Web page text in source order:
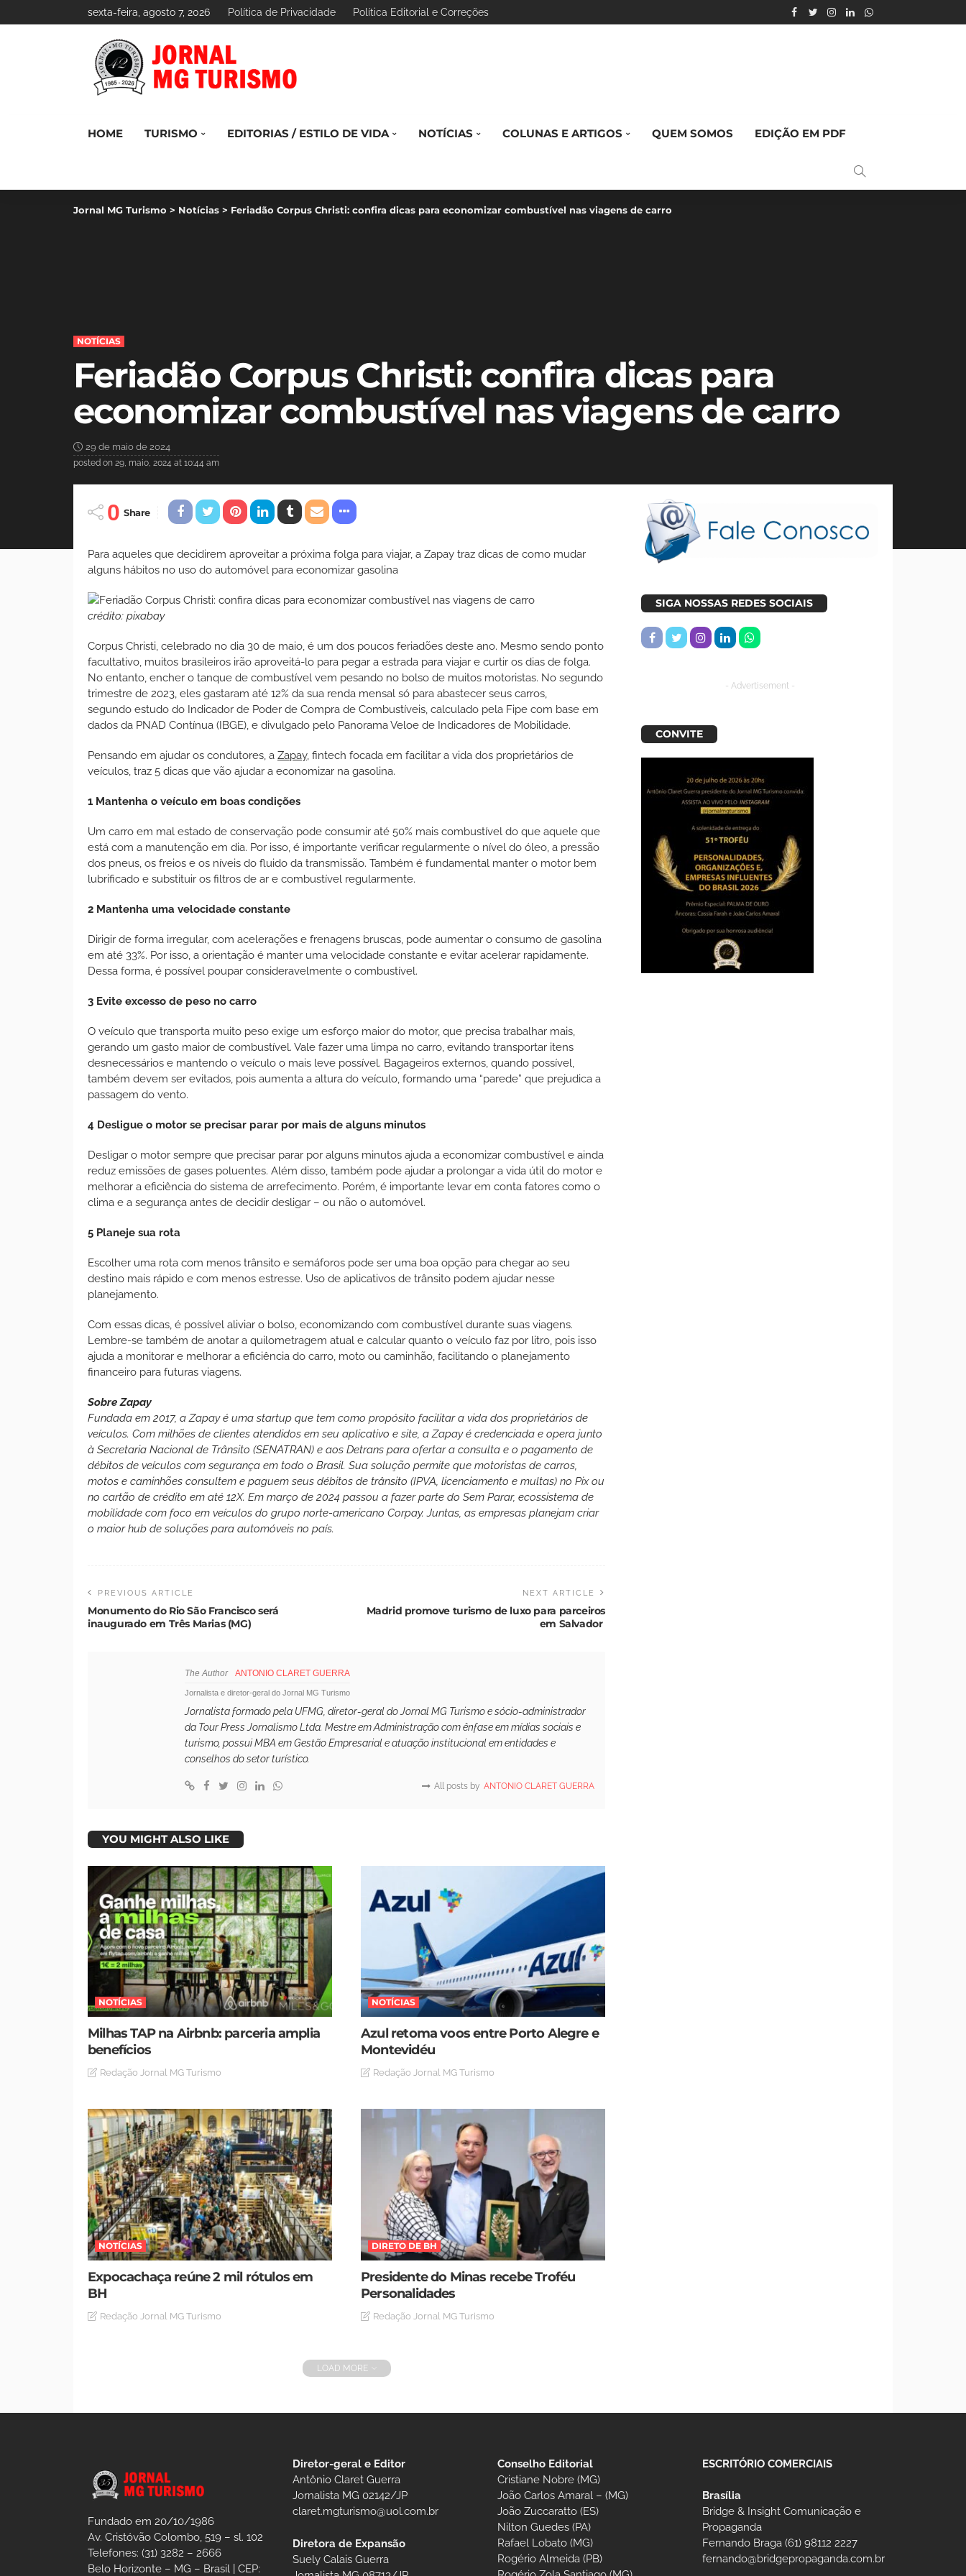
sexta-feira, agosto 7, 2026 Política de Privacidade Política Editorial e Correções
HOME TURISMO EDITORIAS / ESTILO DE VIDA NOTÍCIAS COLUNAS E ARTIGOS QUEM SOMOS EDIÇÃO EM PDF
Jornal MG Turismo > Notícias > Feriadão Corpus Christi: confira dicas para economizar combustível nas viagens de carro
NOTÍCIAS
Feriadão Corpus Christi: confira dicas para
economizar combustível nas viagens de carro
29 de maio de 2024
posted on 29, maio, 2024 at 10:44 am
0 Share
Para aqueles que decidirem aproveitar a próxima folga para viajar, a Zapay traz dicas de como mudar
alguns hábitos no uso do automóvel para economizar gasolina
crédito: pixabay
Corpus Christi, celebrado no dia 30 de maio, é um dos poucos feriadões deste ano. Mesmo sendo ponto
facultativo, muitos brasileiros irão aproveitá-lo para pegar a estrada para viajar e curtir os dias de folga.
No entanto, encher o tanque de combustível vem pesando no bolso de muitos motoristas. No segundo
trimestre de 2023, eles gastaram até 12% da sua renda mensal só para abastecer seus carros,
segundo estudo do Indicador de Poder de Compra de Combustíveis, calculado pela Fipe com base em
dados da PNAD Contínua (IBGE), e divulgado pelo Panorama Veloe de Indicadores de Mobilidade.
Pensando em ajudar os condutores, a Zapay, fintech focada em facilitar a vida dos proprietários de
veículos, traz 5 dicas que vão ajudar a economizar na gasolina.
1 Mantenha o veículo em boas condições
Um carro em mal estado de conservação pode consumir até 50% mais combustível do que aquele que
está com a manutenção em dia. Por isso, é importante verificar regularmente o nível do óleo, a pressão
dos pneus, os freios e os níveis do fluido da transmissão. Também é fundamental manter o motor bem
lubrificado e substituir os filtros de ar e combustível regularmente.
2 Mantenha uma velocidade constante
Dirigir de forma irregular, com acelerações e frenagens bruscas, pode aumentar o consumo de gasolina
em até 33%. Por isso, a orientação é manter uma velocidade constante e evitar acelerar rapidamente.
Dessa forma, é possível poupar consideravelmente o combustível.
3 Evite excesso de peso no carro
O veículo que transporta muito peso exige um esforço maior do motor, que precisa trabalhar mais,
gerando um gasto maior de combustível. Vale fazer uma limpa no carro, evitando transportar itens
desnecessários e mantendo o veículo o mais leve possível. Bagageiros externos, quando possível,
também devem ser evitados, pois aumenta a altura do veículo, formando uma “parede” que prejudica a
passagem do vento.
4 Desligue o motor se precisar parar por mais de alguns minutos
Desligar o motor sempre que precisar parar por alguns minutos ajuda a economizar combustível e ainda
reduz emissões de gases poluentes. Além disso, também pode ajudar a prolongar a vida útil do motor e
melhorar a eficiência do sistema de arrefecimento. Porém, é importante levar em conta fatores como o
clima e a segurança antes de decidir desligar – ou não o automóvel.
5 Planeje sua rota
Escolher uma rota com menos trânsito e semáforos pode ser uma boa opção para chegar ao seu
destino mais rápido e com menos estresse. Uso de aplicativos de trânsito podem ajudar nesse
planejamento.
Com essas dicas, é possível aliviar o bolso, economizando com combustível durante suas viagens.
Lembre-se também de anotar a quilometragem atual e calcular quanto o veículo faz por litro, pois isso
ajuda a monitorar e melhorar a eficiência do carro, moto ou caminhão, facilitando o planejamento
financeiro para futuras viagens.
Sobre Zapay
Fundada em 2017, a Zapay é uma startup que tem como propósito facilitar a vida dos proprietários de
veículos. Com milhões de clientes atendidos em seu aplicativo e site, a Zapay é credenciada e opera junto
à Secretaria Nacional de Trânsito (SENATRAN) e aos Detrans para ofertar a consulta e o pagamento de
débitos de veículos com segurança em todo o Brasil. Sua solução permite que motoristas de carros,
motos e caminhões consultem e paguem seus débitos de trânsito (IPVA, licenciamento e multas) no Pix ou
no cartão de crédito em até 12X. Em março de 2024 passou a fazer parte do Sem Parar, ecossistema de
mobilidade com foco em veículos do grupo norte-americano Corpay. Juntas, as empresas planejam criar
o maior hub de soluções para automóveis no país.
PREVIOUS ARTICLE
Monumento do Rio São Francisco será
inaugurado em Três Marias (MG)
NEXT ARTICLE
Madrid promove turismo de luxo para parceiros
em Salvador
The Author ANTONIO CLARET GUERRA
Jornalista e diretor-geral do Jornal MG Turismo
Jornalista formado pela UFMG, diretor-geral do Jornal MG Turismo e sócio-administrador
da Tour Press Jornalismo Ltda. Mestre em Administração com ênfase em mídias sociais e
turismo, possui MBA em Gestão Empresarial e atuação institucional em entidades e
conselhos do setor turístico.
All posts by ANTONIO CLARET GUERRA
YOU MIGHT ALSO LIKE
NOTÍCIAS
Milhas TAP na Airbnb: parceria amplia
benefícios
Redação Jornal MG Turismo
NOTÍCIAS
Azul retoma voos entre Porto Alegre e
Montevidéu
Redação Jornal MG Turismo
NOTÍCIAS
Expocachaça reúne 2 mil rótulos em
BH
Redação Jornal MG Turismo
DIRETO DE BH
Presidente do Minas recebe Troféu
Personalidades
Redação Jornal MG Turismo
LOAD MORE
SIGA NOSSAS REDES SOCIAIS
- Advertisement -
CONVITE
Fundado em 20/10/1986
Av. Cristóvão Colombo, 519 – sl. 102
Telefones: (31) 3282 – 2666
Belo Horizonte – MG – Brasil | CEP:
Diretor-geral e Editor
Antônio Claret Guerra
Jornalista MG 02142/JP
claret.mgturismo@uol.com.br
Diretora de Expansão
Suely Calais Guerra
Conselho Editorial
Cristiane Nobre (MG)
João Carlos Amaral – (MG)
João Zuccaratto (ES)
Nilton Guedes (PA)
Rafael Lobato (MG)
Rogério Almeida (PB)
ESCRITÓRIO COMERCIAIS
Brasília
Bridge & Insight Comunicação e
Propaganda
Fernando Braga (61) 98112 2227
fernando@bridgepropaganda.com.br